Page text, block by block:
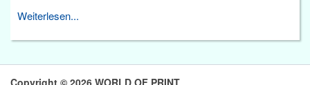
Weiterlesen...